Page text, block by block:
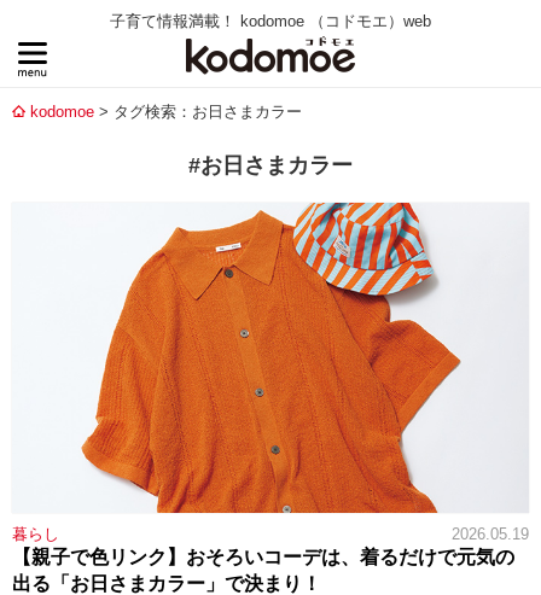
子育て情報満載！ kodomoe （コドモエ）web
kodomoe タグ検索：お日さまカラー
#お日さまカラー
暮らし 2026.05.19
【親子で色リンク】おそろいコーデは、着るだけで元気の
出る「お日さまカラー」で決まり！